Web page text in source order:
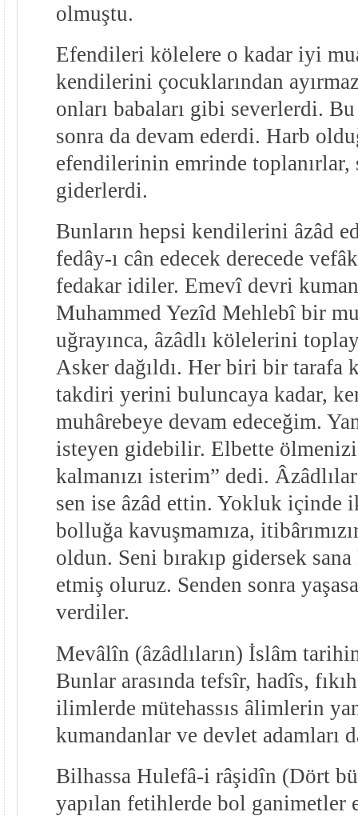
olmuştu.
Efendileri kölelere o kadar iyi
kendilerini çocuklarından
onları babaları gibi severlerdi. Bu
sonra da devam ederdi. Harb
efendilerinin emrinde toplanırlar,
giderlerdi.
Bunların hepsi kendilerini âzâd
fedây-ı cân edecek derecede
fedakar idiler. Emevî devri
Muhammed Yezîd Mehlebî bir
uğrayınca, âzâdlı kölelerini
Asker dağıldı. Her biri bir tarafa
takdiri yerini buluncaya kadar,
muhârebeye devam edeceğim.
isteyen gidebilir. Elbette
kalmanızı isterim” dedi.
sen ise âzâd ettin. Yokluk içinde
bolluğa kavuşmamıza,
oldun. Seni bırakıp gidersek
etmiş oluruz. Senden sonra
verdiler.
Mevâlîn (âzâdlıların) İslâm
Bunlar arasında tefsîr, hadîs,
ilimlerde mütehassıs âlimlerin
kumandanlar ve devlet adamları
Bilhassa Hulefâ-i râşidîn (Dört
yapılan fetihlerde bol ganimetler